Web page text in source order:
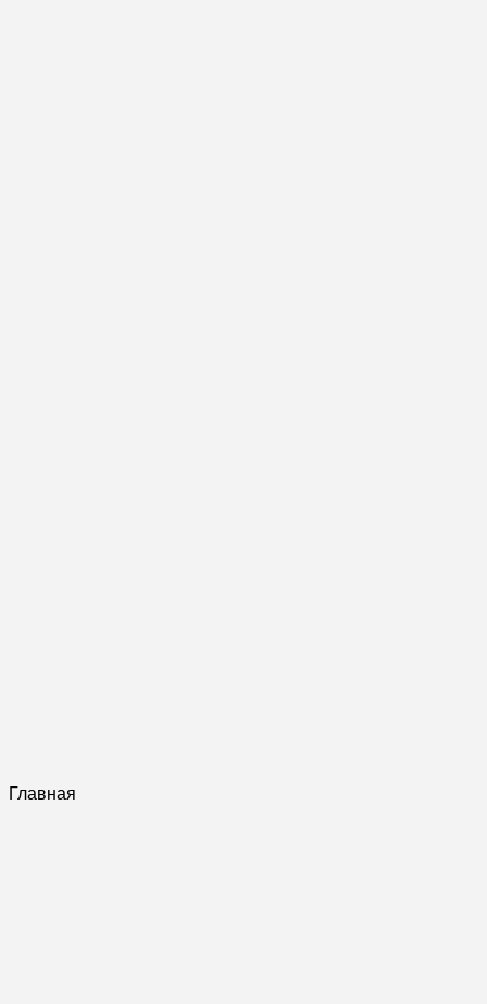
Главная